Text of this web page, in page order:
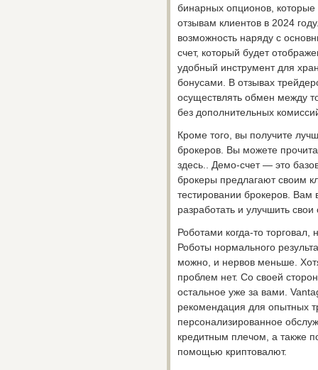
бинарных опционов,
отзывам клиентов в 2024
возможность наряду с
счет, который будет
удобный инструмент для
бонусами. В отзывах
осуществлять обмен между
без дополнительных
Кроме того, вы получите
брокеров. Вы можете
здесь.. Демо-счет — это
брокеры предлагают своим
тестировании брокеров.
разработать и улучшить свои
Роботами когда-то
Роботы нормального
можно, и нервов меньше.
проблем нет. Со своей
остальное уже за вами.
рекомендация для опытных
персонализированное
кредитным плечом, а также
помощью криптовалют.